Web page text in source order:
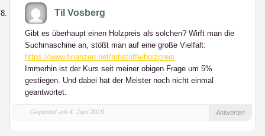
Til Vosberg
Gibt es überhaupt einen Holzpreis als solchen? Wirft man die
Suchmaschine an, stößt man auf eine große Vielfalt:
https://www.finanzen.net/rohstoffe/holzpreis
Immerhin ist der Kurs seit meiner obigen Frage um 5%
gestiegen. Und dabei hat der Meister noch nicht einmal
geantwortet.
Gepostet am 4. Juni 2019 Antworten